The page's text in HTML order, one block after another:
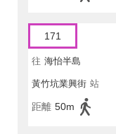
171
往 海怡半島
黃竹坑業興街 站
距離 50m